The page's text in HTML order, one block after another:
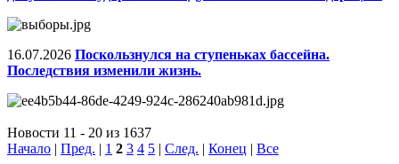
16.07.2026 Поскользнулся на ступеньках бассейна.
Последствия изменили жизнь.
Новости 11 - 20 из 1637
Начало
Пред. 1 2 3 4 5 След. Конец Все